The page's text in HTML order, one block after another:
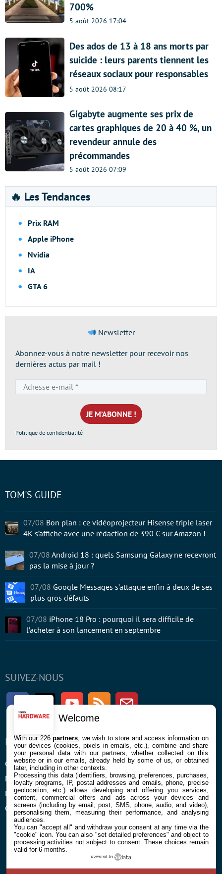
700%
5 août 2026 17:04
Des ados de 13 à 18 ans morts par
suicide : leurs parents tiennent les
réseaux sociaux pour responsables
5 août 2026 08:17
Gigabyte augmente ses prix de
cartes graphiques de 20 à 40 %, un
revendeur annule des
précommandes
5 août 2026 07:09
🔥 Les Tendances
Prix RAM
Apple iPhone
Nvidia
IA
GTA 6
Newsletter
Abonnez-vous à notre newsletter pour recevoir nos
dernières actus par mail !
e-
mail
*
Politique de confidentialité
SUIVEZ-NOUS
FacebookTwitter Youtube RSS Newsletter
ENTREPRISE
Confidentialité et Cookies
Mentions légales et CGU
Préférences Cookies
Qui sommes nous
À PROPOS
Contact
TOM'S GUIDE
07/08 Bon plan : ce vidéoprojecteur Hisense triple laser
4K s’affiche avec une rédaction de 390 € sur Amazon !
07/08 Android 18 : quels Samsung Galaxy ne recevront
pas la mise à jour ?
07/08 Google Messages s’attaque enfin à deux de ses
plus gros défauts
07/08 iPhone 18 Pro : pourquoi il sera difficile de
l’acheter à son lancement en septembre
Welcome
With our 226partners , we wish to store and access information on
your devices (cookies, pixels in emails, etc.), combine and share
your personal data with our partners, whether collected on this
website or in our emails, already held by some of us, or obtained
later, including in other contexts.
Processing this data (identifiers, browsing, preferences, purchases,
loyalty programs, IP, postal addresses and emails, phone, precise
geolocation, etc.) allows developing and offering you services,
content, commercial offers and ads across your devices and
screens (including by email, post, SMS, phone, audio, and video),
personalising them, measuring their performance, and analysing
audiences.
You can "accept all" and withdraw your consent at any time via the
"cookie" icon. You can also "set detailed preferences" and object to
processing activities not subject to consent. These choices remain
valid for 6 months.
powered by